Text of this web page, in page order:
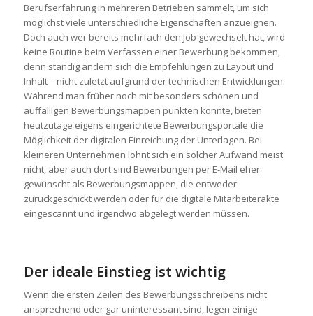
Berufserfahrung in mehreren Betrieben sammelt, um sich
möglichst viele unterschiedliche Eigenschaften anzueignen.
Doch auch wer bereits mehrfach den Job gewechselt hat, wird
keine Routine beim Verfassen einer Bewerbung bekommen,
denn ständig ändern sich die Empfehlungen zu Layout und
Inhalt – nicht zuletzt aufgrund der technischen Entwicklungen.
Während man früher noch mit besonders schönen und
auffälligen Bewerbungsmappen punkten konnte, bieten
heutzutage eigens eingerichtete Bewerbungsportale die
Möglichkeit der digitalen Einreichung der Unterlagen. Bei
kleineren Unternehmen lohnt sich ein solcher Aufwand meist
nicht, aber auch dort sind Bewerbungen per E-Mail eher
gewünscht als Bewerbungsmappen, die entweder
zurückgeschickt werden oder für die digitale Mitarbeiterakte
eingescannt und irgendwo abgelegt werden müssen.
Der ideale Einstieg ist wichtig
Wenn die ersten Zeilen des Bewerbungsschreibens nicht
ansprechend oder gar uninteressant sind, legen einige